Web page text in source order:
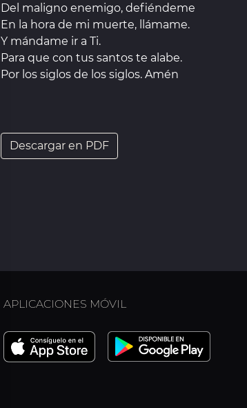
Del maligno enemigo, defiéndeme
En la hora de mi muerte, llámame.
Y mándame ir a Ti.
Para que con tus santos te alabe.
Por los siglos de los siglos. Amén
Descargar en PDF
APLICACIONES MÓVIL